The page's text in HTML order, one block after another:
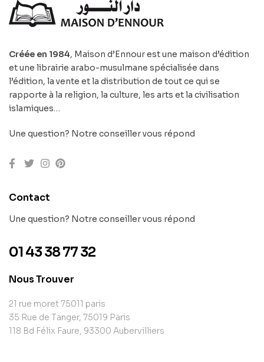
Créée en 1984, Maison d’Ennour est une maison d’édition
et une librairie arabo-musulmane spécialisée dans
l’édition, la vente et la distribution de tout ce qui se
rapporte à la religion, la culture, les arts et la civilisation
islamiques…
Une question? Notre conseiller vous répond
Contact
Une question? Notre conseiller vous répond
01 43 38 77 32
Nous Trouver
21 rue moret 75011 paris
35 Rue de Tanger, 75019 Paris
118 Bd Félix Faure, 93300 Aubervilliers